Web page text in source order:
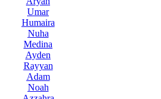
Umar
Humaira
Nuha
Medina
Ayden
Rayyan
Adam
Noah